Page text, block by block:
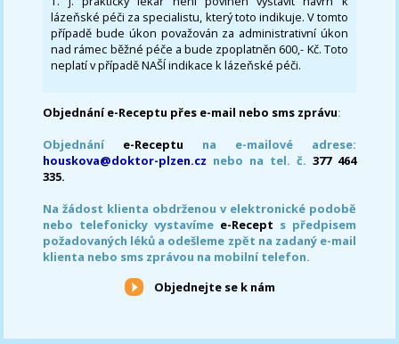
lázeňské péči za specialistu, který toto indikuje. V tomto
případě bude úkon považován za administrativní úkon
nad rámec běžné péče a bude zpoplatněn 600,- Kč. Toto
neplatí v případě NAŠÍ indikace k lázeňské péči.
Objednání e-Receptu přes e-mail nebo sms zprávu:
Objednání e-Receptu na e-mailové adrese:
houskova@doktor-plzen.cz nebo na tel. č. 377 464
335.
Na žádost klienta obdrženou v elektronické podobě
nebo telefonicky vystavíme e-Recept s předpisem
požadovaných léků a odešleme zpět na zadaný e-mail
klienta nebo sms zprávou na mobilní telefon.
Objednejte se k nám